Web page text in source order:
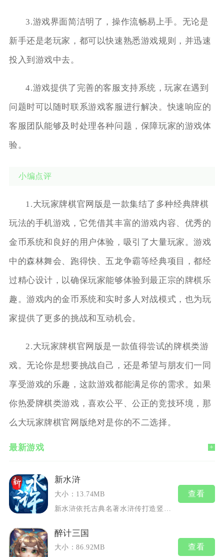
3.游戏界面简洁明了，操作流畅易上手。无论是
新手还是老玩家，都可以快速熟悉游戏规则，并迅速
投入到游戏中去。
4.游戏提供了完善的客服支持系统，玩家在遇到
问题时可以随时联系游戏客服进行解决。快速响应的
客服团队能够及时处理各种问题，保障玩家的游戏体
验。
小编点评
1.大玩家牌棋官网版是一款集结了多种经典牌棋
玩法的手机游戏，它凭借其丰富的游戏内容、优秀的
金币系统和良好的用户体验，吸引了大量玩家。游戏
中的森林舞会、跑得快、五龙争霸等经典项目，都经
过精心设计，以确保玩家能够体验到最正宗的牌棋乐
趣。游戏内的金币系统和实时多人对战模式，也为玩
家提供了更多的挑战和互动机会。
2.大玩家牌棋官网版是一款值得尝试的牌棋类游
戏。无论你是想要挑战自己，还是希望与朋友们一同
享受游戏的乐趣，这款游戏都能满足你的需求。如果
你热爱牌棋类游戏，喜欢公平、公正的竞技环境，那
么大玩家牌棋官网版绝对是你的不二选择。
最新游戏 +
新水浒
大小：13.74MB
新水浒依托古典名著水浒传打造竖屏...
查看
醉计三国
大小：86.92MB
查看